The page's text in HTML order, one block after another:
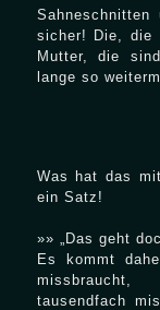
sicher! Die, die
Mutter, die
lange so
Was hat das
ein Satz!
»» „Das geht
Es kommt
missbraucht,
tausendfach